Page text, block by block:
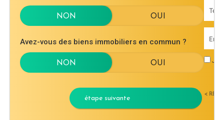
Avez-vous des biens immobiliers en commun ?
étape suivante <